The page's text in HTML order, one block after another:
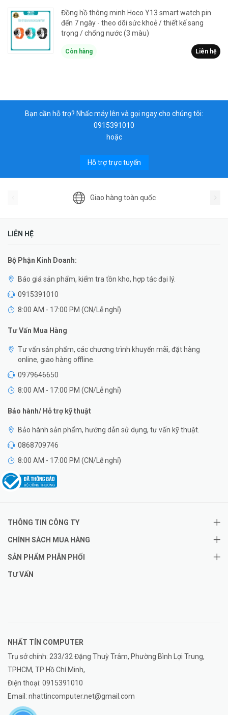
Đồng hồ thông minh Hoco Y13 smart watch pin
đến 7 ngày - theo dõi sức khoẻ / thiết kế sang
trọng / chống nước (3 màu)
Còn hàng Liên hệ
Bạn cần hỗ trợ? Nhấc máy lên và gọi ngay cho chúng tôi:
0915391010
hoặc
Hỗ trợ trực tuyến
Giao hàng toàn quốc
LIÊN HỆ
Bộ Phận Kinh Doanh:
Báo giá sản phẩm, kiểm tra tồn kho, hợp tác đại lý.
0915391010
8:00 AM - 17:00 PM (CN/Lễ nghỉ)
Tư Vấn Mua Hàng
Tư vấn sản phẩm, các chương trình khuyến mãi, đặt hàng
online, giao hàng offline.
0979646650
8:00 AM - 17:00 PM (CN/Lễ nghỉ)
Bảo hành/ Hỗ trợ kỹ thuật
Bảo hành sản phẩm, hướng dẫn sử dụng, tư vấn kỹ thuật.
0868709746
8:00 AM - 17:00 PM (CN/Lễ nghỉ)
THÔNG TIN CÔNG TY
CHÍNH SÁCH MUA HÀNG
SẢN PHẨM PHÂN PHỐI
TƯ VẤN
NHẤT TÍN COMPUTER
Trụ sở chính: 233/32 Đặng Thuỳ Trâm, Phường Bình Lợi Trung,
TPHCM, TP Hồ Chí Minh,
Điện thoại: 0915391010
Email: nhattincomputer.net@gmail.com